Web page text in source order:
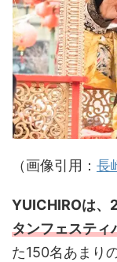
（画像引用： 長
YUICHIROは、
タンフェスティ
た150名あまり